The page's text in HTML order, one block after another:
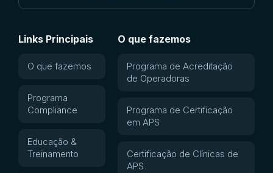
Links Principais
O que fazemos
Programa
Compliance
Educação &
Treinamento
O que fazemos
Programa de Acreditação
de Operadoras
Programa de Certificação
em APS
Certificação de Clínicas de
APS